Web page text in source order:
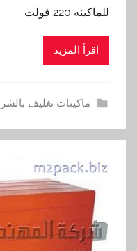
للماكينه 220 فولت
اقرأ المزيد
ماكينات تغليف